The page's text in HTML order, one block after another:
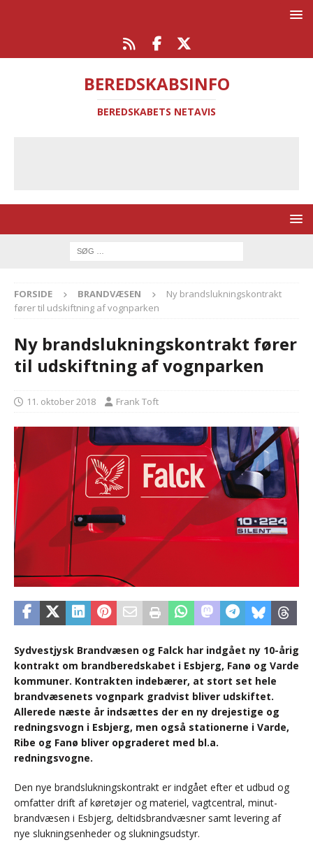
BEREDSKABSINFO
BEREDSKABETS NETAVIS
FORSIDE BRANDVÆSEN
Ny brandslukningskontrakt
fører til udskiftning af vognparken
Ny brandslukningskontrakt fører
til udskiftning af vognparken
11. oktober 2018 Frank Toft
Sydvestjysk Brandvæsen og Falck har indgået ny 10-årig
kontrakt om brandberedskabet i Esbjerg, Fanø og Varde
kommuner. Kontrakten indebærer, at stort set hele
brandvæsenets vognpark gradvist bliver udskiftet.
Allerede næste år indsættes der en ny drejestige og
redningsvogn i Esbjerg, men også stationerne i Varde,
Ribe og Fanø bliver opgraderet med bl.a.
redningsvogne.
Den nye brandslukningskontrakt er indgået efter et udbud og
omfatter drift af køretøjer og materiel, vagtcentral, minut-
brandvæsen i Esbjerg, deltidsbrandvæsner samt levering af
nye slukningsenheder og slukningsudstyr.